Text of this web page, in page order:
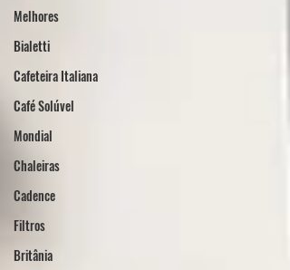
Melhores
Bialetti
Cafeteira Italiana
Café Solúvel
Mondial
Chaleiras
Cadence
Filtros
Britânia